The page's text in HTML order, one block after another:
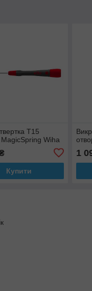
T15
Wiha
Купити
1